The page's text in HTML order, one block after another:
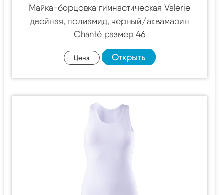
Майка-борцовка гимнастическая Valerie
двойная, полиамид, черный/аквамарин
Chanté размер 46
Цена Открыть